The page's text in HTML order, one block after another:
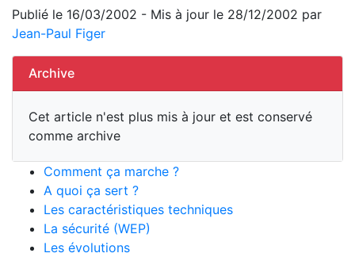
Publié le 16/03/2002 - Mis à jour le 28/12/2002 par
Jean-Paul Figer
Archive
Cet article n'est plus mis à jour et est conservé
comme archive
Comment ça marche ?
A quoi ça sert ?
Les caractéristiques techniques
La sécurité (WEP)
Les évolutions